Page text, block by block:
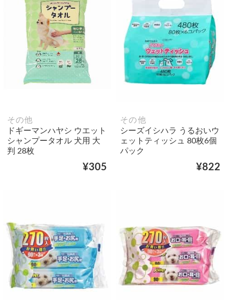
その他
ドギーマンハヤシ ウエット
シャンプータオル 犬用 大
判 28枚
¥305
その他
シーズイシハラ うるおいウ
ェットティッシュ 80枚6個
パック
¥822